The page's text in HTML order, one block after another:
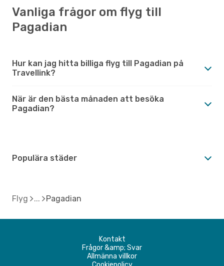
Vanliga frågor om flyg till
Pagadian
Hur kan jag hitta billiga flyg till Pagadian på
Travellink?
När är den bästa månaden att besöka
Pagadian?
Populära städer
Flyg Pagadian
Kontakt
Frågor &amp; Svar
Allmänna villkor